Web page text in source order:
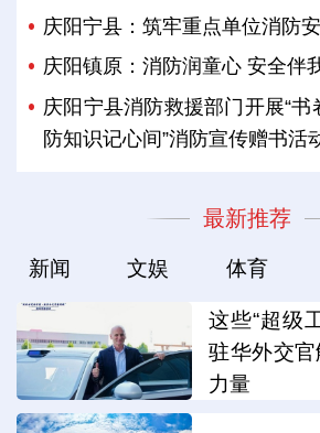
庆阳宁县：筑牢重点单位消防
庆阳镇原：消防润童心 安全伴
庆阳宁县消防救援部门开展“书
防知识记心间”消防宣传赠书活
最新推荐
新闻 文娱 体育
这些“超级
驻华外交
力量